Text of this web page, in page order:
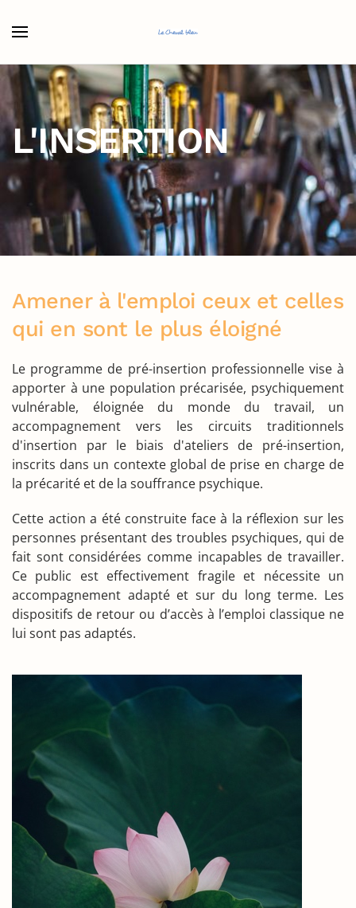
L'INSERTION
Amener à l'emploi ceux et celles
qui en sont le plus éloigné
Le programme de pré-insertion professionnelle vise à
apporter à une population précarisée, psychiquement
vulnérable, éloignée du monde du travail, un
accompagnement vers les circuits traditionnels
d'insertion par le biais d'ateliers de pré-insertion,
inscrits dans un contexte global de prise en charge de
la précarité et de la souffrance psychique.
Cette action a été construite face à la réflexion sur les
personnes présentant des troubles psychiques, qui de
fait sont considérées comme incapables de travailler.
Ce public est effectivement fragile et nécessite un
accompagnement adapté et sur du long terme. Les
dispositifs de retour ou d’accès à l’emploi classique ne
lui sont pas adaptés.